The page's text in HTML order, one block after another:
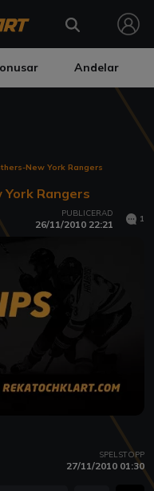
Andelar
New York Rangers
Rangers
PUBLICERAD
26/11/2010 22:21 1
SPELSTOPP
27/11/2010 01:30